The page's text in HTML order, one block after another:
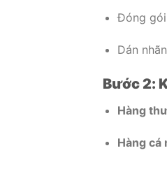
Đóng gói
Dán nhãn
Bước 2:
Hàng
Hàng cá